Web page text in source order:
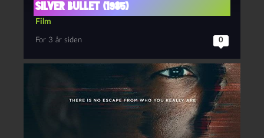
Silver bullet (1985)
Film
For 3 år siden 0